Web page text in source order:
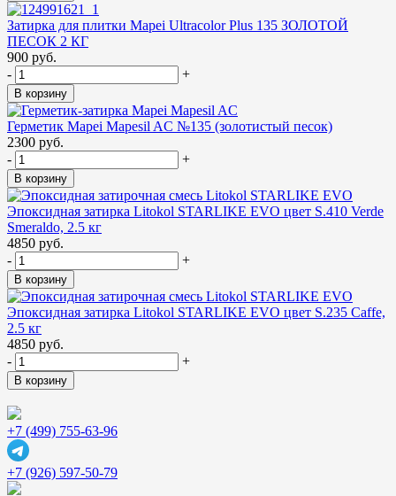
Затирка для плитки Mapei Ultracolor Plus 135 ЗОЛОТОЙ
ПЕСОК 2 КГ
900 руб.
-
+
В корзину
Герметик Mapei Mapesil AC №135 (золотистый песок)
2300 руб.
-
+
В корзину
Эпоксидная затирка Litokol STARLIKE EVO цвет S.410 Verde
Smeraldo, 2.5 кг
4850 руб.
-
+
В корзину
Эпоксидная затирка Litokol STARLIKE EVO цвет S.235 Caffe,
2.5 кг
4850 руб.
-
+
В корзину
+7 (499) 755-63-96
+7 (926) 597-50-79